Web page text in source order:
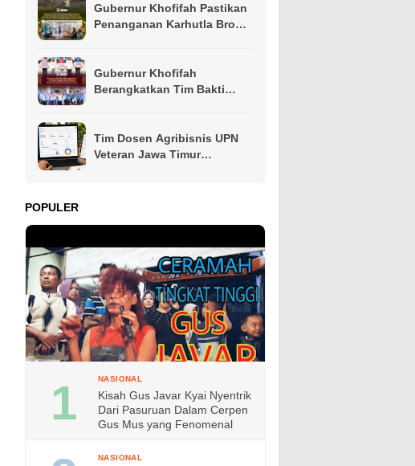
Gubernur Khofifah Pastikan
Penanganan Karhutla Bromo
Dikerahkan
Gubernur Khofifah
Berangkatkan Tim Bakti
Keluarga Pahlawan dan
Perintis Kemerdekaan
Tim Dosen Agribisnis UPN
Veteran Jawa Timur
POPULER
NASIONAL
Kisah Gus Javar Kyai Nyentrik
Dari Pasuruan Dalam Cerpen
Gus Mus yang Fenomenal
NASIONAL